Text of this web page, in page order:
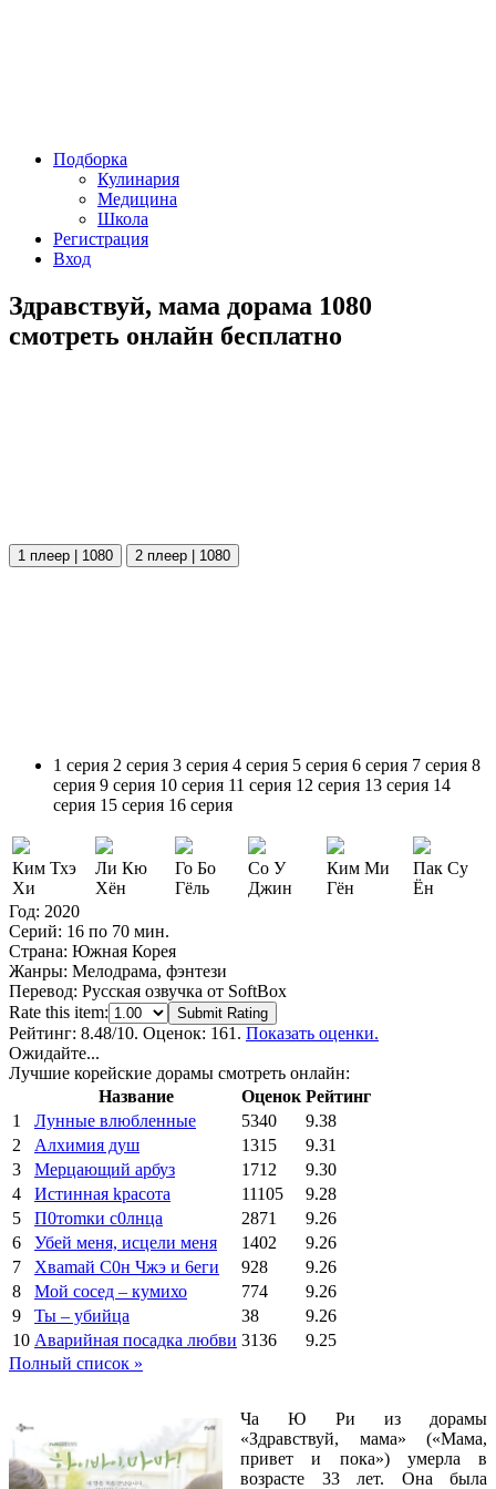
Подборка
Кулинария
Медицина
Школа
Регистрация
Вход
Здравствуй, мама дорама 1080
смотреть онлайн бесплатно
1 плеер | 1080 2 плеер | 1080
1 серия 2 серия 3 серия 4 серия 5 серия 6 серия 7 серия 8
серия 9 серия 10 серия 11 серия 12 серия 13 серия 14
серия 15 серия 16 серия
Ким Тхэ
Хи
Ли Кю
Хён
Го Бо
Гёль
Cо У
Джин
Ким Ми
Гён
Пак Су
Ён
Год: 2020
Серий: 16 по 70 мин.
Страна: Южная Корея
Жанры: Мелодрама, фэнтези
Перевод: Русская озвучка от SoftBox
Rate this item:
Submit Rating
Рейтинг: 8.48/10. Оценок: 161. Показать оценки.
Ожидайте...
Лучшие корейские дорамы смотреть онлайн:
Название
Оценок Рейтинг
1
Лунные влюбленные 5340
9.38
2
Алхимия душ 1315
9.31
3
Мерцающий арбуз 1712
9.30
4
Иcтиннaя kрасoтa 11105
9.28
5
П0тоmки c0лнцa 2871
9.26
6
Убей меня, исцели меня 1402
9.26
7
Xваmай С0н Чжэ и 6еги 928
9.26
8
Мой сосед – кумихо 774
9.26
9
Ты – убийца 38
9.26
10 Аварийная посадка любви 3136
9.25
Полный список »
Ча Ю Ри из дорамы
«Здравствуй, мама» («Мама,
привет и пока») умерла в
возрасте 33 лет. Она была